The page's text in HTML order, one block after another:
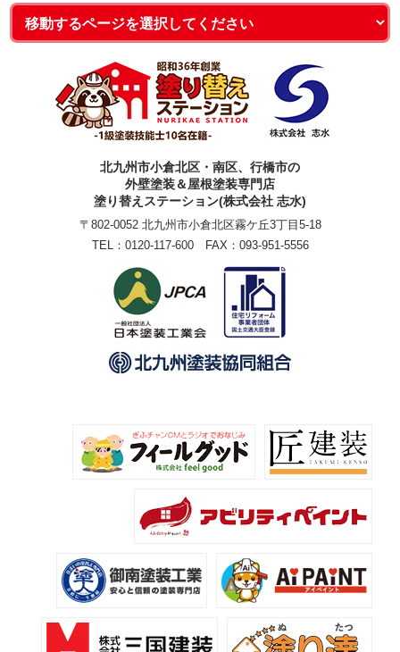
北九州市小倉北区・南区、行橋市の
外壁塗装＆屋根塗装専門店
塗り替えステーション(株式会社 志水)
〒802-0052 北九州市小倉北区霧ケ丘3丁目5-18
TEL： 0120-117-600FAX：093-951-5556